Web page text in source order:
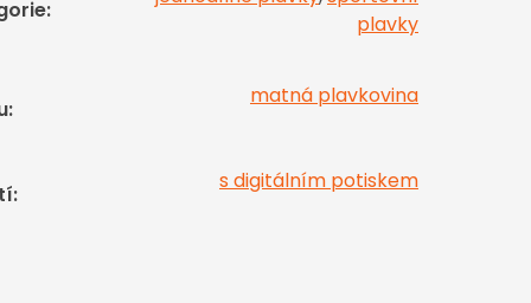
:
plavky
:
matná plavkovina
:
s digitálním potiskem